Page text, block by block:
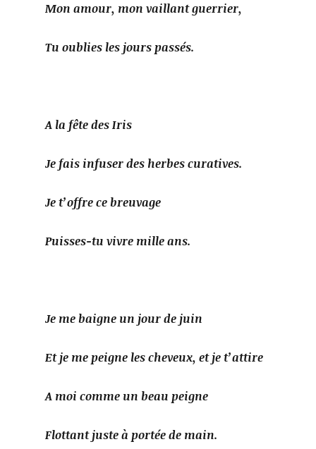
Mon amour, mon vaillant guerrier,
Tu oublies les jours passés.
A la fête des Iris
Je fais infuser des herbes curatives.
Je t’offre ce breuvage
Puisses-tu vivre mille ans.
Je me baigne un jour de juin
Et je me peigne les cheveux, et je t’attire
A moi comme un beau peigne
Flottant juste à portée de main.